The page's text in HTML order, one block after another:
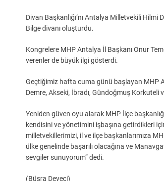
Divan Başkanlığı’nı Antalya Milletvekili
Bilge divanı oluşturdu.
Kongrelere MHP Antalya İl Başkanı Onur
verenler de büyük ilgi gösterdi.
Geçtiğimiz hafta cuma günü başlayan MHP
Demre, Akseki, İbradı, Gündoğmuş Korkuteli
Yeniden güven oyu alarak MHP İlçe
kendisini ve yönetimini işbaşına getirdikleri
milletvekillerimizi, il ve ilçe başkanlarımıza
ülke genelinde başarılı olacağına ve
sevgiler sunuyorum” dedi.
(Büşra Deveci)